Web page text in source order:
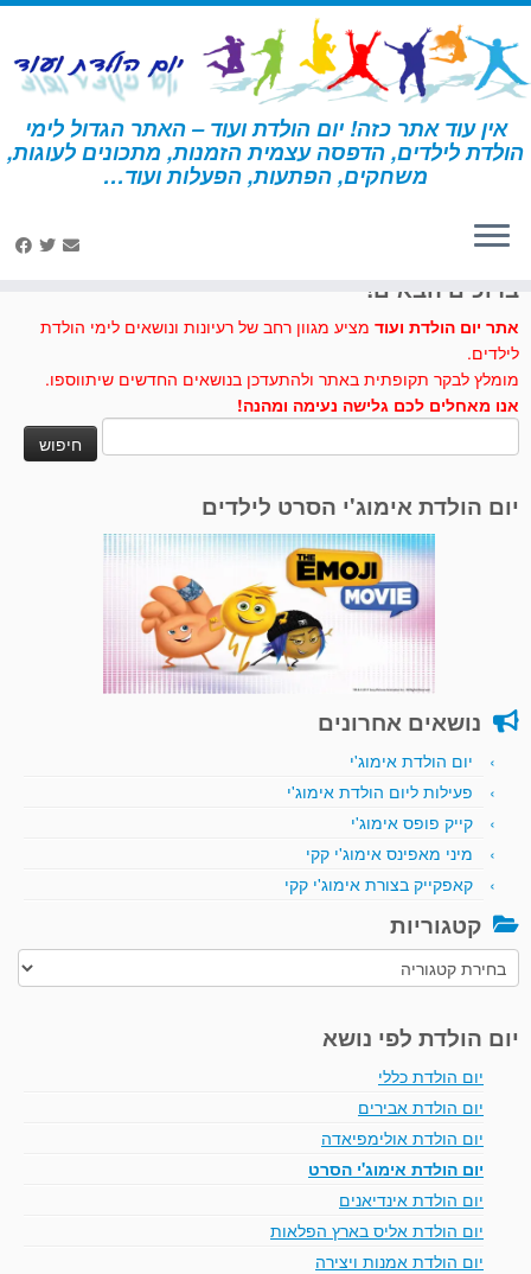
דלג
לתוכן
אין עוד אתר כזה! יום הולדת ועוד – האתר הגדול לימי
הולדת לילדים, הדפסה עצמית הזמנות, מתכונים לעוגות,
משחקים, הפתעות, הפעלות ועוד… דף הבית » זאב
ברוכים הבאים!
אתר יום הולדת ועוד מציע מגוון רחב של רעיונות ונושאים לימי הולדת
לילדים.
מומלץ לבקר תקופתית באתר ולהתעדכן בנושאים החדשים שיתווספו.
אנו מאחלים לכם גלישה נעימה ומהנה!
יום הולדת אימוג'י הסרט לילדים
נושאים אחרונים
יום הולדת אימוג'י
פעילות ליום הולדת אימוג'י
קייק פופס אימוג'י
מיני מאפינס אימוג'י קקי
קאפקייק בצורת אימוג'י קקי
קטגוריות
קטגוריות
יום הולדת לפי נושא
יום הולדת כללי
יום הולדת אבירים
יום הולדת אולימפיאדה
יום הולדת אימוג'י הסרט
יום הולדת אינדיאנים
יום הולדת אליס בארץ הפלאות
יום הולדת אמנות ויצירה